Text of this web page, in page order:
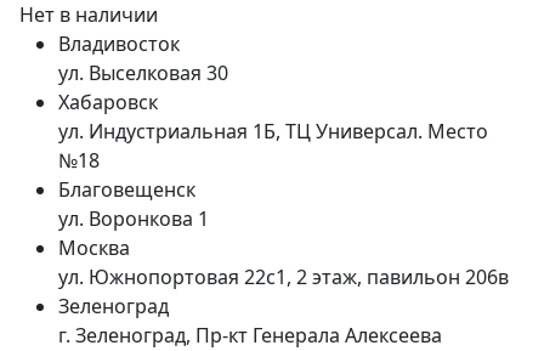
Нет в наличии
Владивосток
ул. Выселковая 30
Хабаровск
ул. Индустриальная 1Б, ТЦ Универсал. Место
№18
Благовещенск
ул. Воронкова 1
Москва
ул. Южнопортовая 22с1, 2 этаж, павильон 206в
Зеленоград
г. Зеленоград, Пр-кт Генерала Алексеева